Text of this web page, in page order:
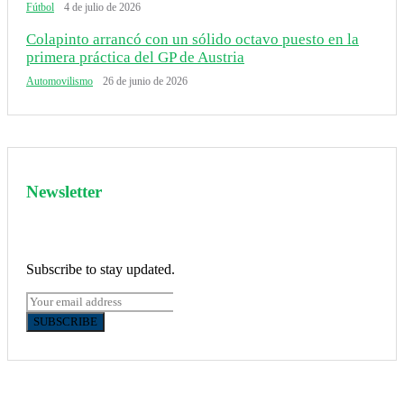
Fútbol 4 de julio de 2026
Colapinto arrancó con un sólido octavo puesto en la
primera práctica del GP de Austria
Automovilismo 26 de junio de 2026
Newsletter
Subscribe to stay updated.
SUBSCRIBE